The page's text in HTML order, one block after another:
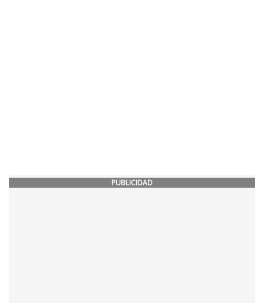
PUBLICIDAD